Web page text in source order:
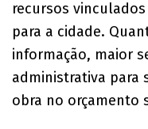
recursos
para a cidade.
informação, maior
administrativa para
obra no orçamento